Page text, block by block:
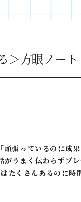
＞方眼ノー
「頑張っているのに成
がうまく伝わらずプ
はたくさんあるのに